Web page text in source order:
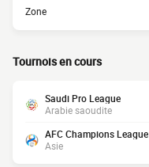
Zone
Tournois en cours
Saudi Pro League
Arabie saoudite
AFC Champions League
Asie